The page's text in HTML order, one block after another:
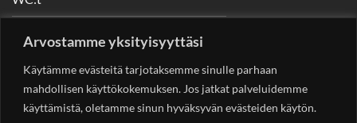
Arvostamme yksityisyyttäsi
Käytämme evästeitä tarjotaksemme sinulle parhaan
mahdollisen käyttökokemuksen. Jos jatkat palveluidemme
käyttämistä, oletamme sinun hyväksyvän evästeiden käytön.